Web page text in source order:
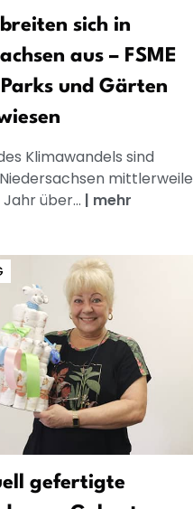
sich in
aus – FSME
und Gärten
Klimawandels sind
mittlerweile
über... | mehr
gefertigte